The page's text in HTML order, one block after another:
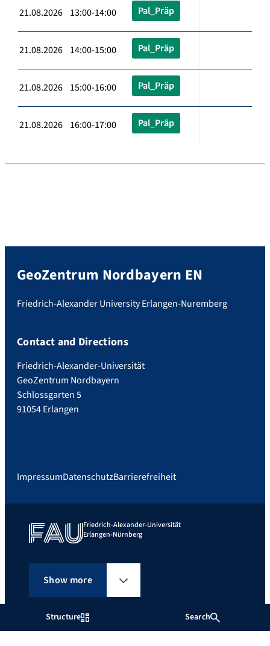
Structure Search
21.08.2026 13:00-14:00 Pal_Präp
21.08.2026 14:00-15:00 Pal_Präp
21.08.2026 15:00-16:00 Pal_Präp
21.08.2026 16:00-17:00 Pal_Präp
GeoZentrum Nordbayern EN
Friedrich-Alexander University Erlangen-Nuremberg
Contact and Directions
Friedrich-Alexander-Universität
GeoZentrum Nordbayern
Schlossgarten 5
91054 Erlangen
ImpressumDatenschutzBarrierefreiheit
Friedrich-Alexander-Universität
Erlangen-Nürnberg
Show more